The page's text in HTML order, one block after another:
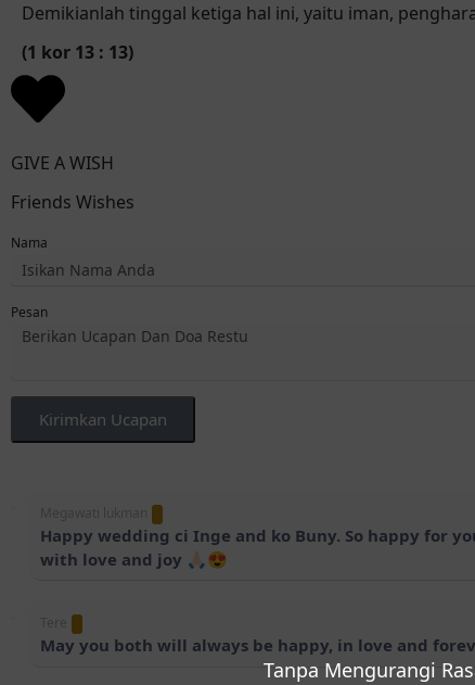
Tanpa Mengurangi
Demikianlah tinggal ketiga hal ini, yaitu iman,
(1 kor 13 : 13)
GIVE A WISH
Friends Wishes
Nama
Pesan
Kirimkan Ucapan
Megawati lukman
Happy wedding ci Inge and ko Buny. So happy for
with love and joy 🙏🏻😍
Tere
May you both will always be happy, in love and